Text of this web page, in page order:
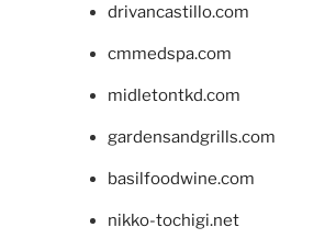
drivancastillo.com
cmmedspa.com
midletontkd.com
gardensandgrills.com
basilfoodwine.com
nikko-tochigi.net